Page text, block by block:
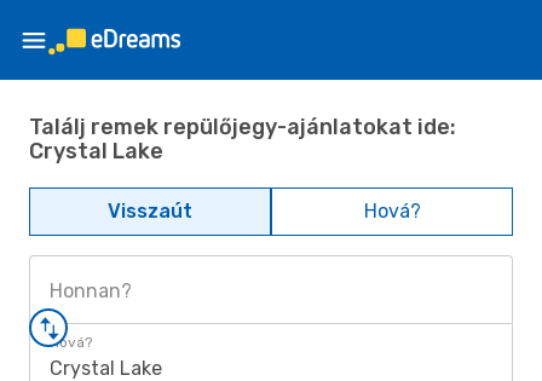
Találj remek repülőjegy-ajánlatokat ide:
Crystal Lake
Visszaút Hová?
Honnan?
Hová?
Crystal Lake